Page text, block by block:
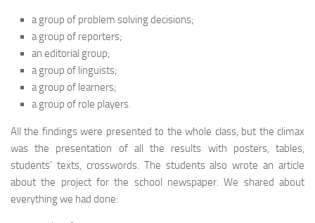
a group of problem solving decisions;
a group of reporters;
an editorial group;
a group of linguists;
a group of learners;
a group of role players.
All the findings were presented to the whole class, but the climax
was the presentation of all the results with posters, tables,
students’ texts, crosswords. The students also wrote an article
about the project for the school newspaper. We shared about
everything we had done: